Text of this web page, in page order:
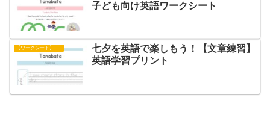
子ども向け英語ワークシート
【ワークシート】文章練習
七夕を英語で楽しもう！【文章練習】
英語学習プリント